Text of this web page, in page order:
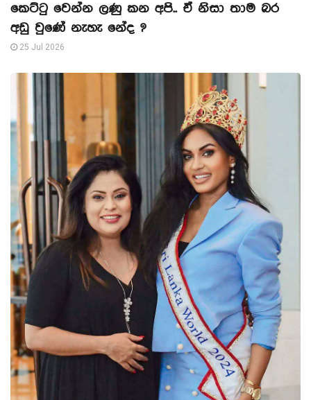
කෙට්ටු වෙන්න ලණු කන අපි.. ඒ නිසා තාම බර
අඩු වුණේ නැහැ නේද ?
25 Jul 2026